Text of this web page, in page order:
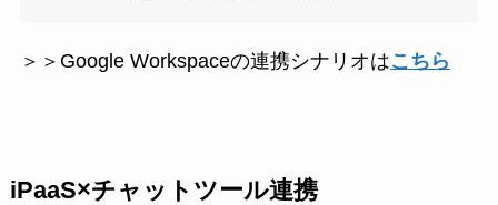
＞＞Google Workspaceの連携シナリオはこちら
iPaaS×チャットツール連携